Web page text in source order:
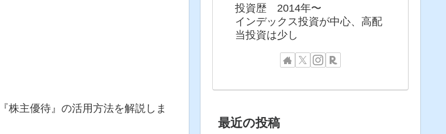
株主優待』の活用方法を解説しま
投資歴 2014年〜
インデックス投資が中心、高配
当投資は少し
最近の投稿